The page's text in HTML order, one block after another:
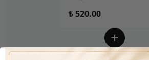
₺ 520.00